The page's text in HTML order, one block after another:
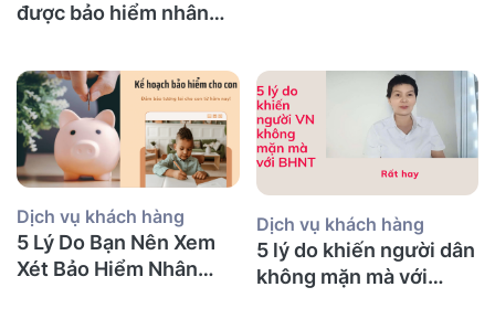
được bảo hiểm nhân
bảo hiểm gì?
Dịch vụ khách hàng
5 Lý Do Bạn Nên Xem
Xét Bảo Hiểm Nhân
Dịch vụ khách hàng
5 lý do khiến người dân
không mặn mà với